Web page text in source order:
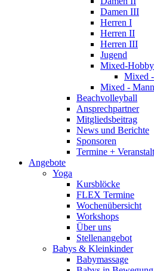
Damen III
Herren I
Herren II
Herren III
Jugend
Mixed-
Mixed
Mixed -
Beachvolleyball
Ansprechpartner
Mitgliedsbeitrag
News und Berichte
Sponsoren
Termine +
Angebote
Yoga
Kursblöcke
FLEX Termine
Wochenübersicht
Workshops
Über uns
Stellenangebot
Babys & Kleinkinder
Babymassage